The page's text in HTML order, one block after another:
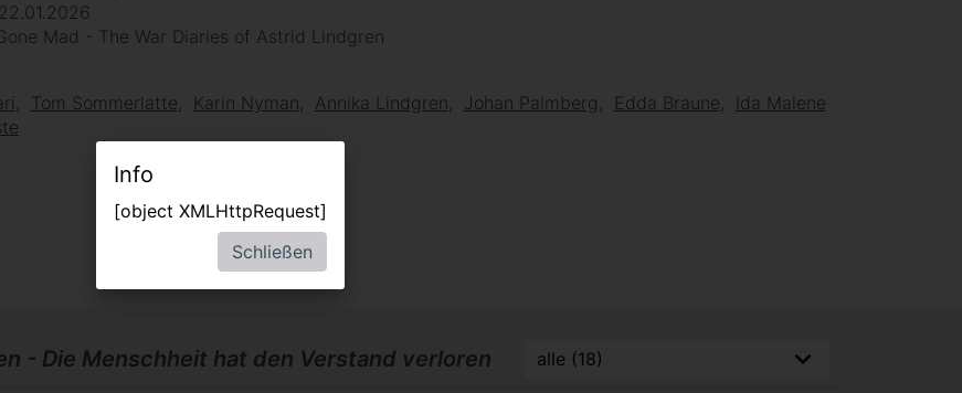
22.01.2026
Mad - The War Diaries of Astrid Lindgren
Tom Sommerlatte Karin Nyman Annika Lindgren Johan Palmberg Edda Braune
Ida Malene
- Die Menschheit hat den Verstand verloren
Info
[object XMLHttpRequest]
Schließen